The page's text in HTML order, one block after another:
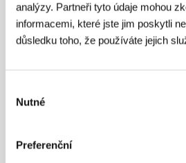
analýzy. Partneři tyto údaje mohou
informacemi, které jste jim poskytli
důsledku toho, že používáte jejich
souhlasu
Nutné
Preferenční
The Thing’s Hollow